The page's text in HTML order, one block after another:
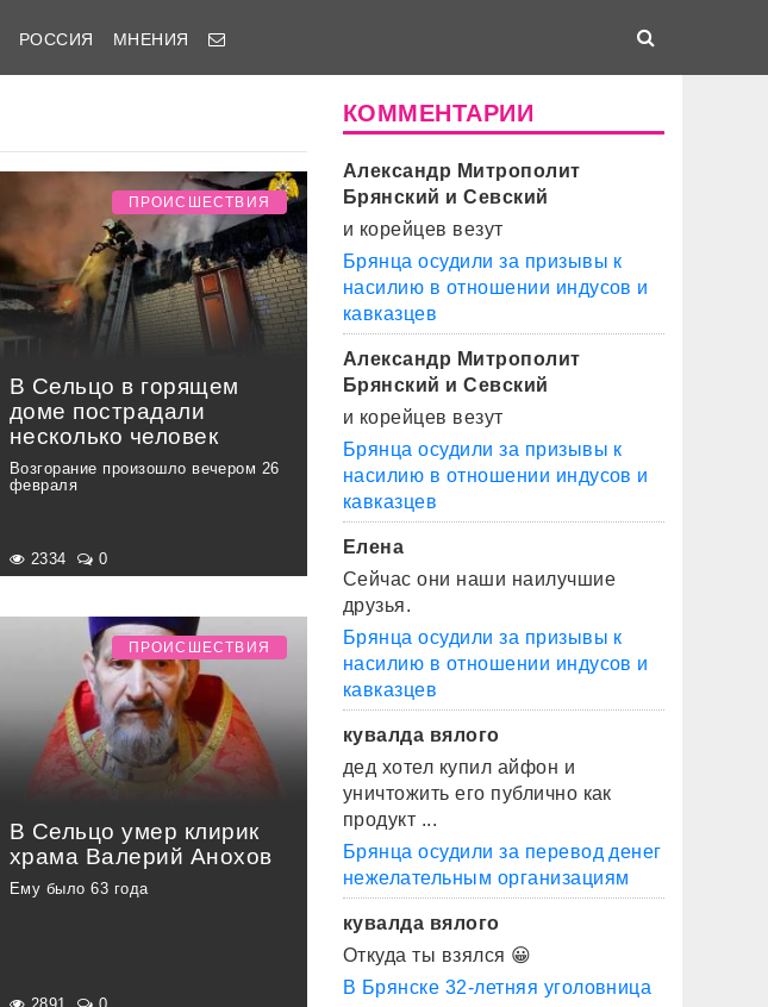
РОССИЯ МНЕНИЯ
В Сельцо в горящем
доме пострадали
несколько человек
Возгорание произошло вечером 26
февраля
ПРОИСШЕСТВИЯ
2334 0
В Сельцо умер клирик
храма Валерий Анохов
Ему было 63 года
ПРОИСШЕСТВИЯ
КОММЕНТАРИИ
Александр Митрополит
Брянский и Севский
и корейцев везут
Брянца осудили за призывы к
насилию в отношении индусов и
кавказцев
Александр Митрополит
Брянский и Севский
и корейцев везут
Брянца осудили за призывы к
насилию в отношении индусов и
кавказцев
Елена
Сейчас они наши наилучшие
друзья.
Брянца осудили за призывы к
насилию в отношении индусов и
кавказцев
кувалда вялого
дед хотел купил айфон и
уничтожить его публично как
продукт ...
Брянца осудили за перевод денег
нежелательным организациям
кувалда вялого
Откуда ты взялся 😀
В Брянске 32-летняя уголовница